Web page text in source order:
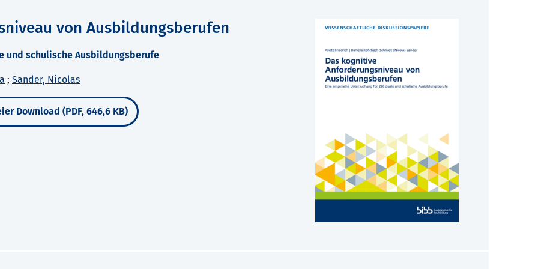
von Ausbildungsberufen
und schulische Ausbildungsberufe
; Sander, Nicolas
Download (PDF, 646,6 KB)